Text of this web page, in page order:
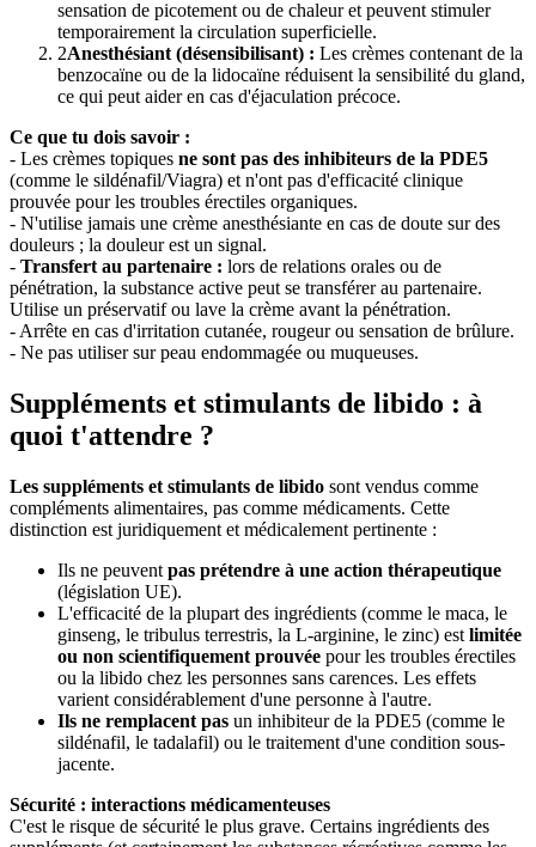
sensation de picotement ou de chaleur et peuvent stimuler
temporairement la circulation superficielle.
2Anesthésiant (désensibilisant) : Les crèmes contenant de la
benzocaïne ou de la lidocaïne réduisent la sensibilité du gland,
ce qui peut aider en cas d'éjaculation précoce.
Ce que tu dois savoir :
- Les crèmes topiques ne sont pas des inhibiteurs de la PDE5
(comme le sildénafil/Viagra) et n'ont pas d'efficacité clinique
prouvée pour les troubles érectiles organiques.
- N'utilise jamais une crème anesthésiante en cas de doute sur des
douleurs ; la douleur est un signal.
- Transfert au partenaire : lors de relations orales ou de
pénétration, la substance active peut se transférer au partenaire.
Utilise un préservatif ou lave la crème avant la pénétration.
- Arrête en cas d'irritation cutanée, rougeur ou sensation de brûlure.
- Ne pas utiliser sur peau endommagée ou muqueuses.
Suppléments et stimulants de libido : à
quoi t'attendre ?
Les suppléments et stimulants de libido sont vendus comme
compléments alimentaires, pas comme médicaments. Cette
distinction est juridiquement et médicalement pertinente :
Ils ne peuvent pas prétendre à une action thérapeutique
(législation UE).
L'efficacité de la plupart des ingrédients (comme le maca, le
ginseng, le tribulus terrestris, la L-arginine, le zinc) est limitée
ou non scientifiquement prouvée pour les troubles érectiles
ou la libido chez les personnes sans carences. Les effets
varient considérablement d'une personne à l'autre.
Ils ne remplacent pas un inhibiteur de la PDE5 (comme le
sildénafil, le tadalafil) ou le traitement d'une condition sous-
jacente.
Sécurité : interactions médicamenteuses
C'est le risque de sécurité le plus grave. Certains ingrédients des